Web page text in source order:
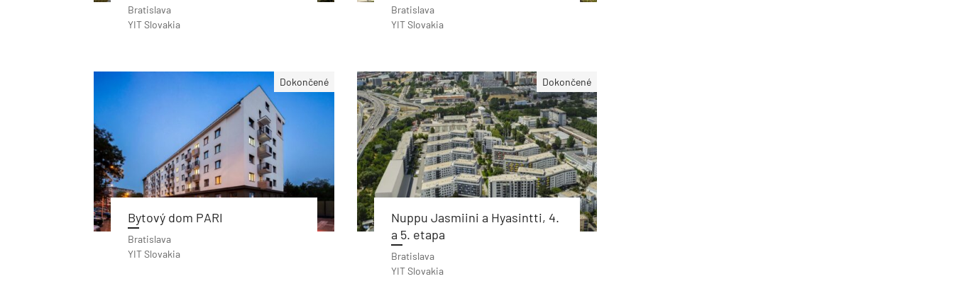
Bratislava
YIT Slovakia
Bratislava
YIT Slovakia
Dokončené
Bytový dom PARI
Bratislava
YIT Slovakia
Dokončené
Nuppu Jasmiini a Hyasintti, 4.
a 5. etapa
Bratislava
YIT Slovakia